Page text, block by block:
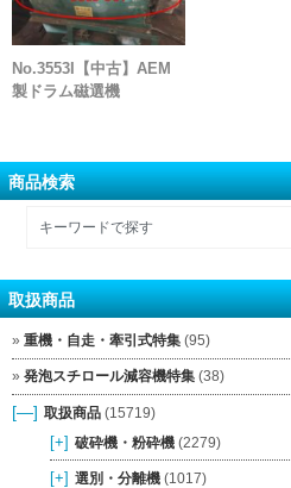
No.3553I【中古】AEM
製ドラム磁選機
商品検索
取扱商品
重機・自走・牽引式特集 (95)
発泡スチロール減容機特集 (38)
[—] 取扱商品 (15719)
[+] 破砕機・粉砕機 (2279)
[+] 選別・分離機 (1017)